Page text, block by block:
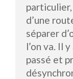
d’une
séparer
l’on va. Il
passé et